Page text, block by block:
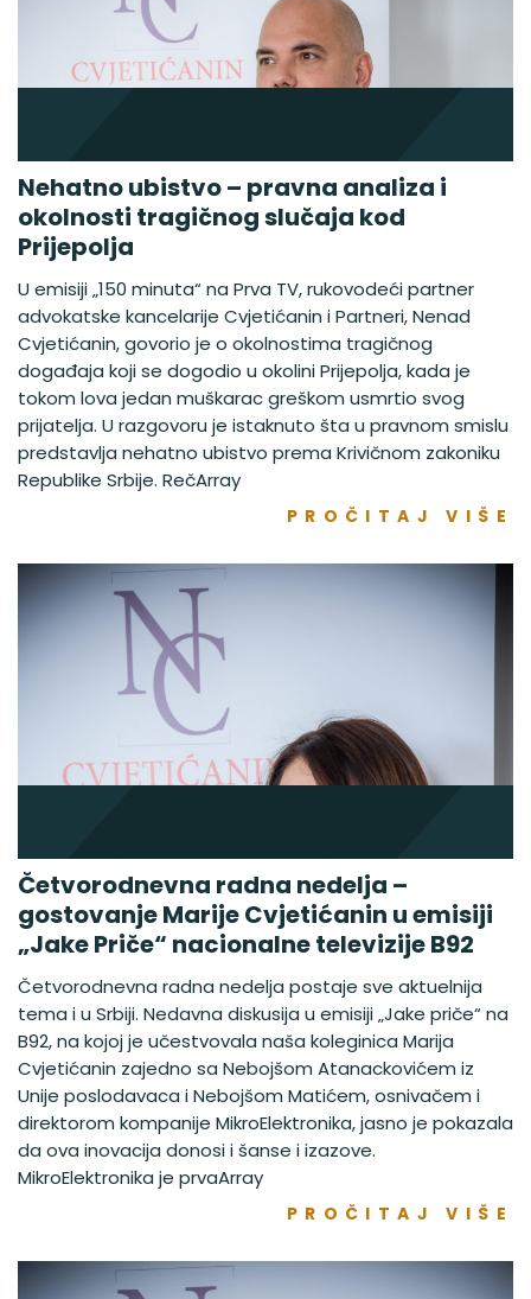
Nehatno ubistvo – pravna analiza i
okolnosti tragičnog slučaja kod
Prijepolja
U emisiji „150 minuta“ na Prva TV, rukovodeći partner
advokatske kancelarije Cvjetićanin i Partneri, Nenad
Cvjetićanin, govorio je o okolnostima tragičnog
događaja koji se dogodio u okolini Prijepolja, kada je
tokom lova jedan muškarac greškom usmrtio svog
prijatelja. U razgovoru je istaknuto šta u pravnom smislu
predstavlja nehatno ubistvo prema Krivičnom zakoniku
Republike Srbije. RečArray
PROČITAJ VIŠE
Četvorodnevna radna nedelja –
gostovanje Marije Cvjetićanin u emisiji
„Jake Priče“ nacionalne televizije B92
Četvorodnevna radna nedelja postaje sve aktuelnija
tema i u Srbiji. Nedavna diskusija u emisiji „Jake priče“ na
B92, na kojoj je učestvovala naša koleginica Marija
Cvjetićanin zajedno sa Nebojšom Atanackovićem iz
Unije poslodavaca i Nebojšom Matićem, osnivačem i
direktorom kompanije MikroElektronika, jasno je pokazala
da ova inovacija donosi i šanse i izazove.
MikroElektronika je prvaArray
PROČITAJ VIŠE